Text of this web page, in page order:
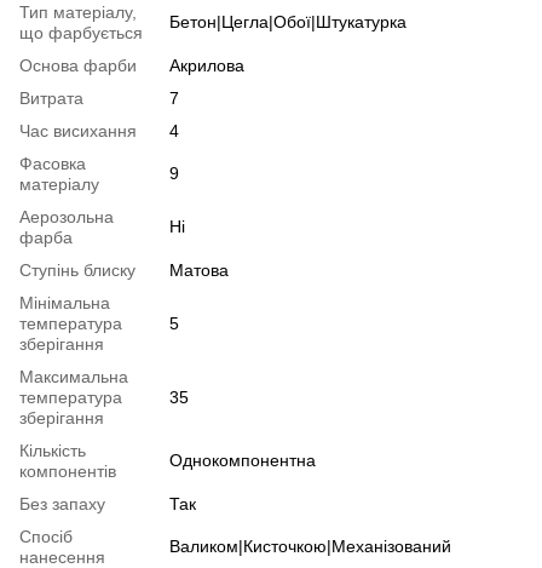
Тип матеріалу,
що фарбується
Бетон|Цегла|Обої|Штукатурка
Основа фарби
Акрилова
Витрата
7
Час висихання
4
Фасовка
матеріалу
9
Аерозольна
фарба
Ні
Ступінь блиску
Матова
Мінімальна
температура
зберігання
5
Максимальна
температура
зберігання
35
Кількість
компонентів
Однокомпонентна
Без запаху
Так
Спосіб
нанесення
Валиком|Кисточкою|Механізований